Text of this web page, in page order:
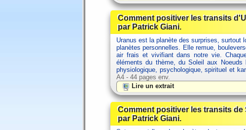
Comment positiver les transits
par Patrick Giani.
Uranus est la planète des surprises, surtout
planètes personnelles. Elle remue,
air frais et vivifiant dans notre vie.
éléments du thème, du Soleil aux
physiologique, psychologique, spirituel et
A4 - 44 pages env.
Lire un extrait
Comment positiver les transits de
par Patrick Giani.